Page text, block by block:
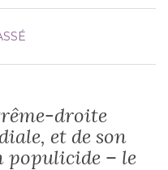
droite
et de son
– le